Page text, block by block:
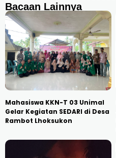
Bacaan Lainnya
Mahasiswa KKN-T 03 Unimal
Gelar Kegiatan SEDARI di Desa
Rambot Lhoksukon